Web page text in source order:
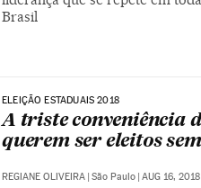
Brasil
ELEIÇÃO ESTADUAIS 2018
A triste conveniência
querem ser eleitos
REGIANE OLIVEIRA | São Paulo | AUG 16,